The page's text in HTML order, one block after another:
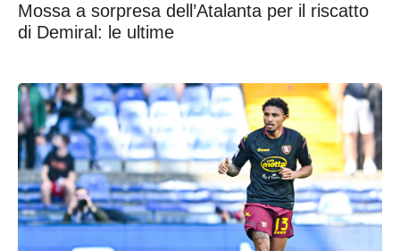
Mossa a sorpresa dell’Atalanta per il riscatto
di Demiral: le ultime